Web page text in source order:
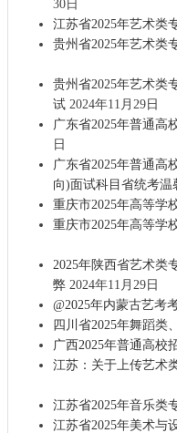
30日
江苏省2025年艺术类
贵州省2025年艺术类
贵州省2025年艺术类
试2024年11月29日
广东省2025年普通高
日
广东省2025年普通高
向)面试科目省统考温
重庆市2025年高等学
重庆市2025年高等学
2025年陕西省艺术类
弊2024年11月29日
@2025年内蒙古艺考
四川省2025年舞蹈类
广西2025年普通高校
江苏：关于上传艺术
江苏省2025年音乐类
江苏省2025年美术与